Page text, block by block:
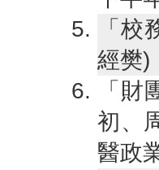
「
經樊)
「
初、
醫政